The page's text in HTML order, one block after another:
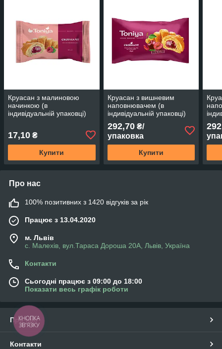
Круасан з малиновою
начинкою (в
індивідуальній упаковці)
17,10 ₴
Купити
Круасан з вишневим
наповнювачем (в
індивідуальній упаковці)
TONIYA
292,70₴/
упаковка
Купити
Про нас
100% позитивних з 1420 відгуків за рік
Працює з 13.04.2020
м. Львів
с. Малехів, вул.Тараса Дороша 20А, Львів, Україна
Контакти
Сьогодні працює з 09:00 до 18:00
Показати весь графік роботи
Про нас
Контакти
КНОПКА
ЗВ'ЯЗКУ